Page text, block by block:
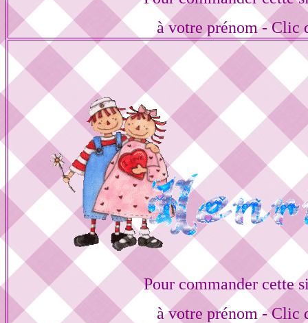
à votre prénom - Clic
Pour commander cette
à votre prénom - Clic